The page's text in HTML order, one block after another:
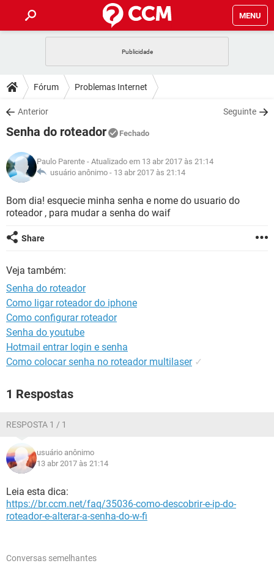
MENU
CELULAR FACEBOOK
OUTLOOK
INSTAGRAM GMAIL
GUIA DE COMPRAS
DICAS
JOGOS WHATSAPP
INSTAGRAM GMAIL
GUIA DE COMPRAS
DOWNLOADS
JOGOS WHATSAPP
CELULAR
OUTLOOK EXCEL
INSTAGRAM
GUIA DE COMPRAS
JOGOS WHATSAPP
CELULAR
OUTLOOK EXCEL
GLOSSÁRIO
JOGOS WHATSAPP
CELULAR FACEBOOK
OUTLOOK
GUIA DE COMPRAS
Fórum Problemas Internet
Anterior Seguinte
Senha do roteador Fechado
Paulo Parente - Atualizado em 13 abr 2017 às 21:14
usuário anônimo - 13 abr 2017 às 21:14
Bom dia! esquecie minha senha e nome do usuario do
roteador , para mudar a senha do waif
Share
Veja também:
Senha do roteador
Como ligar roteador do iphone
Como configurar roteador
Senha do youtube
Hotmail entrar login e senha
Como colocar senha no roteador multilaser ✓
1 Respostas
RESPOSTA 1 / 1
usuário anônimo
13 abr 2017 às 21:14
Leia esta dica:
https://br.ccm.net/faq/35036-como-descobrir-e-ip-do-
roteador-e-alterar-a-senha-do-w-fi
Conversas semelhantes